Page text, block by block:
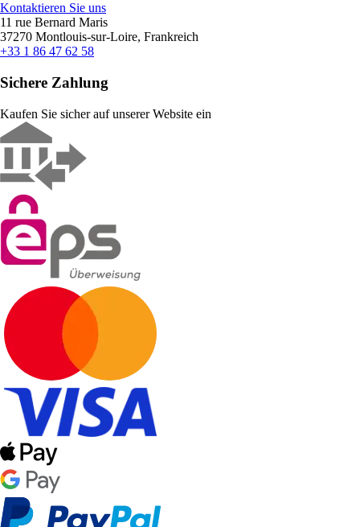
Kontaktieren Sie uns
11 rue Bernard Maris
37270 Montlouis-sur-Loire, Frankreich
+33 1 86 47 62 58
Sichere Zahlung
Kaufen Sie sicher auf unserer Website ein